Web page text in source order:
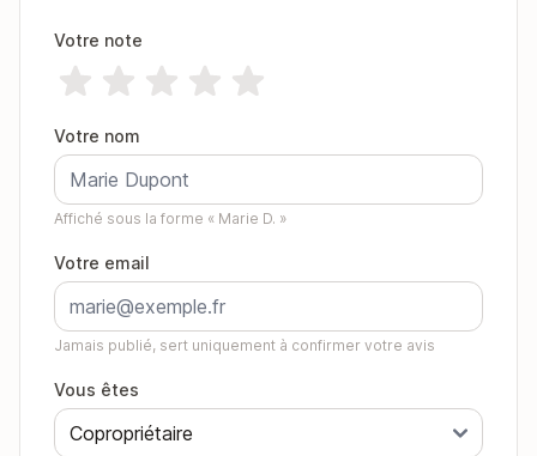
Votre note
Votre nom
Affiché sous la forme « Marie D. »
Votre email
Jamais publié, sert uniquement à confirmer votre avis
Vous êtes